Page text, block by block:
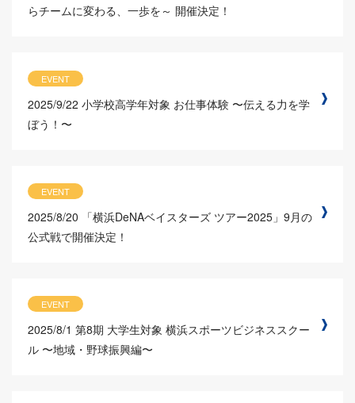
らチームに変わる、一歩を～ 開催決定！
EVENT
2025/9/22 小学校高学年対象 お仕事体験 〜伝える力を学
ぼう！〜
EVENT
2025/8/20
「横浜DeNAベイスターズ ツアー2025」9月の
公式戦で開催決定！
EVENT
2025/8/1 第8期 大学生対象 横浜スポーツビジネススクー
ル 〜地域・野球振興編〜